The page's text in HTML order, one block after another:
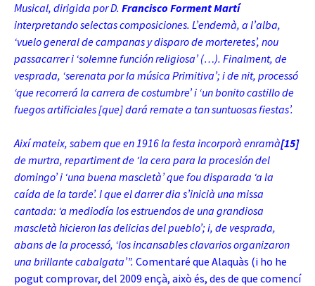
Musical, dirigida por D. Francisco Forment Martí
interpretando selectas composiciones. L’endemà, a l’alba,
‘vuelo general de campanas y disparo de morteretes’, nou
passacarrer i ‘solemne función religiosa’ (…). Finalment, de
vesprada, ‘serenata por la música Primitiva’; i de nit, processó
‘que recorrerá la carrera de costumbre’ i ‘un bonito castillo de
fuegosartificiales [que] dará remate a tan suntuosas fiestas’.
Així mateix, sabem que en 1916 la festa incorporà enramà[15]
de murtra, repartiment de ‘la cera para la procesión del
domingo’ i ‘una buena mascletà’ que fou disparada ‘a la
caída de la tarde’. I que el darrer dia s’inicià una missa
cantada: ‘a mediodía los estruendos de una grandiosa
mascletà hicieron las delicias del pueblo’; i, de vesprada,
abans de la processó, ‘los incansables clavarios organizaron
una brillante cabalgata’”. Comentaré que Alaquàs (i ho he
pogut comprovar, del 2009 ençà, això és, des de que comencí